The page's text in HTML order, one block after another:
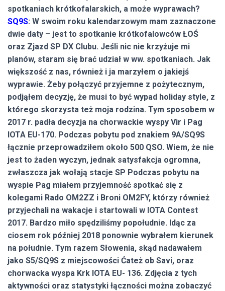
spotkaniach krótkofalarskich, a może wyprawach?
SQ9S: W swoim roku kalendarzowym mam zaznaczone
dwie daty – jest to spotkanie krótkofalowców ŁOŚ
oraz Zjazd SP DX Clubu. Jeśli nic nie krzyżuje mi
planów, staram się brać udział w ww. spotkaniach. Jak
większość z nas, również i ja marzyłem o jakiejś
wyprawie. Żeby połączyć przyjemne z pożytecznym,
podjąłem decyzję, że musi to być wypad holiday style, z
którego skorzysta też moja rodzina. Tym sposobem w
2017 r. padła decyzja na chorwackie wyspy Vir i Pag
IOTA EU-170. Podczas pobytu pod znakiem 9A/SQ9S
łącznie przeprowadziłem około 500 QSO. Wiem, że nie
jest to żaden wyczyn, jednak satysfakcja ogromna,
zwłaszcza jak wołają stacje SP Podczas pobytu na
wyspie Pag miałem przyjemność spotkać się z
kolegami Rado OM2ZZ i Broni OM2FY, którzy również
przyjechali na wakacje i startowali w IOTA Contest
2017. Bardzo miło spędziliśmy popołudnie. Idąc za
ciosem rok później 2018 ponownie wybrałem kierunek
na południe. Tym razem Słowenia, skąd nadawałem
jako S5/SQ9S z miejscowości Ćateż ob Savi, oraz
chorwacka wyspa Krk IOTA EU- 136. Zdjęcia z tych
aktywności oraz statystyki łączności można zobaczyć